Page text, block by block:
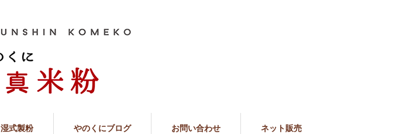
湿式製粉 やのくにブログ お問い合わせ ネット販売